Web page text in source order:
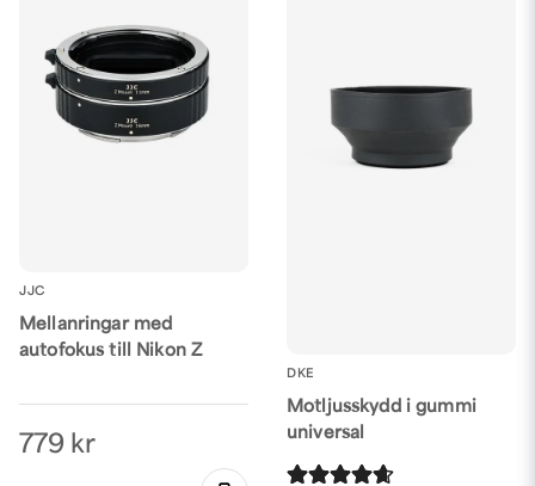
JJC
Mellanringar med
autofokus till Nikon Z
779 kr
DKE
Motljusskydd i gummi
universal